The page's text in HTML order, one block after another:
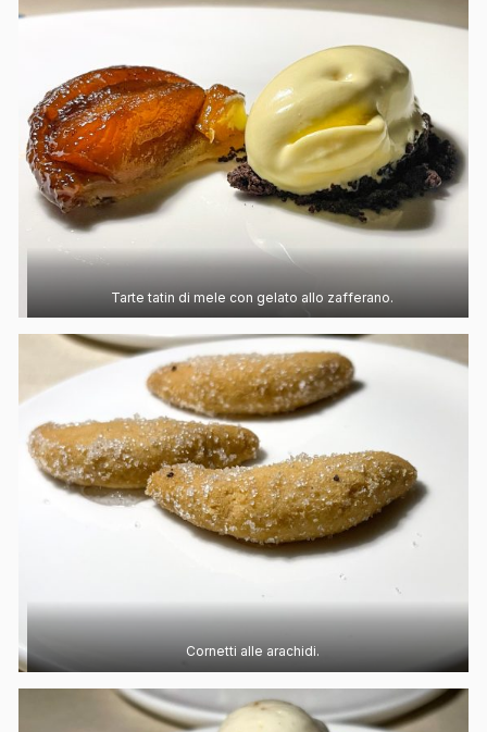
Tarte tatin di mele con gelato allo zafferano.
Cornetti alle arachidi.